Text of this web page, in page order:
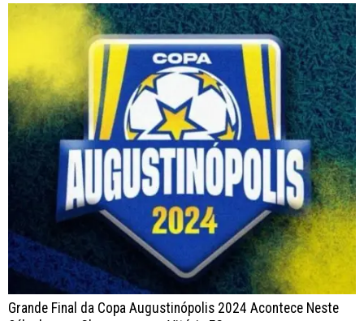
Grande Final da Copa Augustinópolis 2024 Acontece Neste